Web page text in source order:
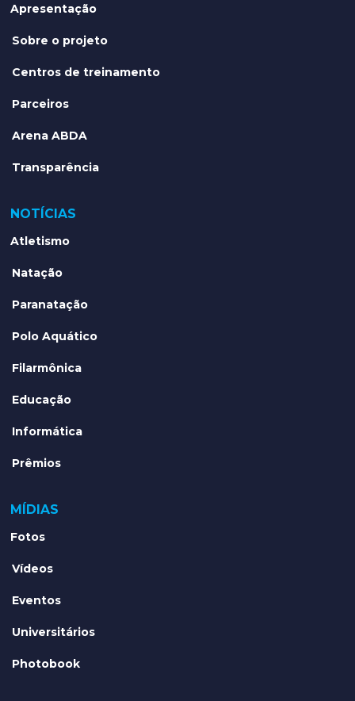
Apresentação
Sobre o projeto
Centros de treinamento
Parceiros
Arena ABDA
Transparência
NOTÍCIAS
Atletismo
Natação
Paranatação
Polo Aquático
Filarmônica
Educação
Informática
Prêmios
MÍDIAS
Fotos
Vídeos
Eventos
Universitários
Photobook